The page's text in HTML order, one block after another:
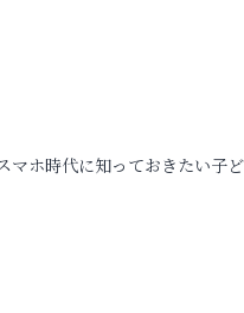
マホ時代に知っておきたい子